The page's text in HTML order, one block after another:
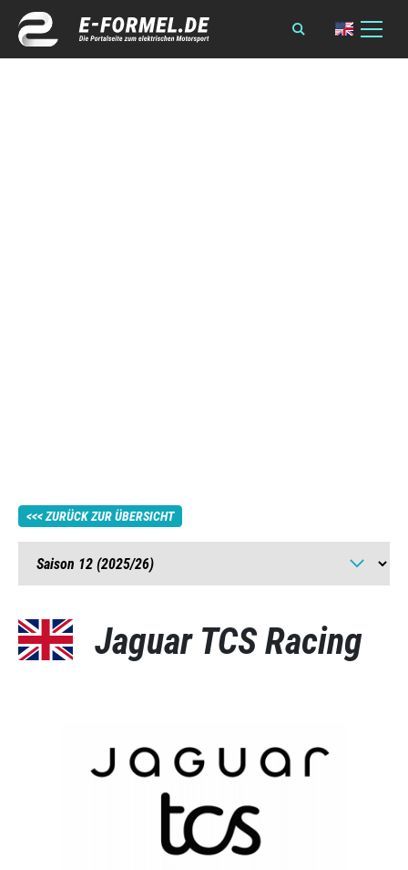
ZURÜCK ZUR ÜBERSICHT
Jaguar TCS Racing